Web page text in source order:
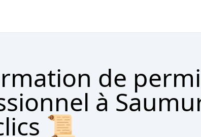
de
à
📜